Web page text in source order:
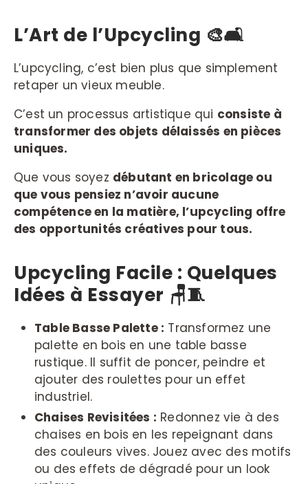
L’Art de l’Upcycling 🎨🛋️
L’upcycling, c’est bien plus que simplement
retaper un vieux meuble.
C’est un processus artistique qui consiste à
transformer des objets délaissés en pièces
uniques.
Que vous soyez débutant en bricolage ou
que vous pensiez n’avoir aucune
compétence en la matière, l’upcycling offre
des opportunités créatives pour tous.
Upcycling Facile : Quelques
Idées à Essayer 🪑🧵
Table Basse Palette : Transformez une
palette en bois en une table basse
rustique. Il suffit de poncer, peindre et
ajouter des roulettes pour un effet
industriel.
Chaises Revisitées : Redonnez vie à des
chaises en bois en les repeignant dans
des couleurs vives. Jouez avec des motifs
ou des effets de dégradé pour un look